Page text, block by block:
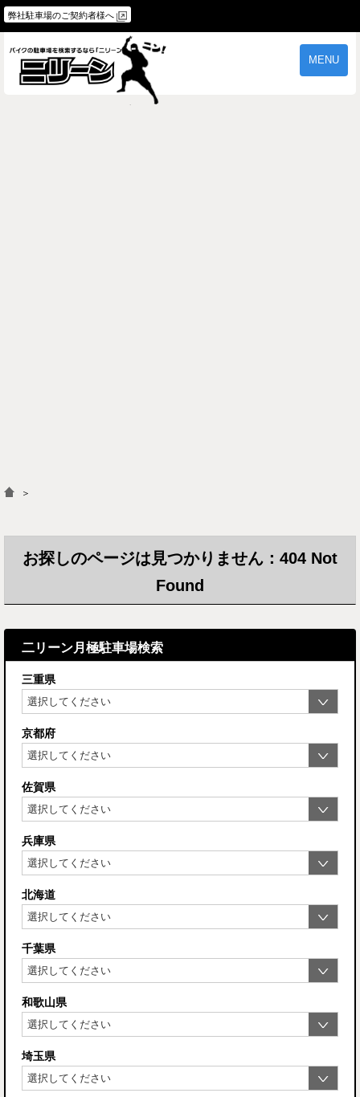
弊社駐車場のご契約者様へ
MENU
＞
お探しのページは見つかりません：404 Not
Found
二リーン月極駐車場検索
三重県
京都府
佐賀県
兵庫県
北海道
千葉県
和歌山県
埼玉県